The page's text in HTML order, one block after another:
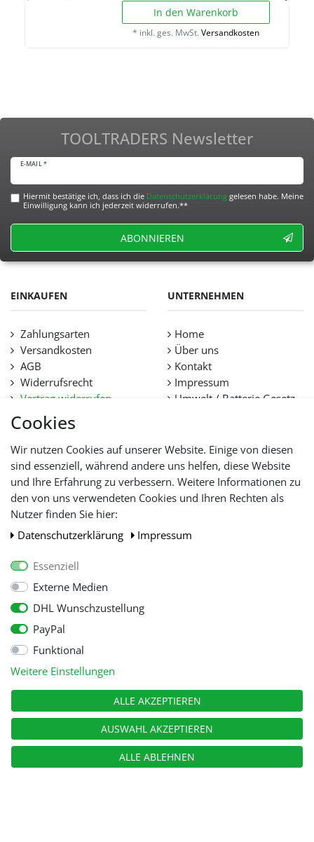
Cookies
Wir nutzen Cookies auf unserer Website. Einige von diesen
sind essenziell, während andere uns helfen, diese Website
und Ihre Erfahrung zu verbessern. Weitere Informationen zu
den von uns verwendeten Cookies und Ihren Rechten als
Nutzer finden Sie hier:
Daten­schutz­erklärung
Impressum
Essenziell
Externe Medien
DHL Wunschzustellung
PayPal
Funktional
Weitere Einstellungen
ALLE AKZEPTIEREN
AUSWAHL AKZEPTIEREN
ALLE ABLEHNEN
In den Warenkorb
* inkl. ges. MwSt. Versandkosten
TOOLTRADERS Newsletter
E-MAIL *
Hiermit bestätige ich, dass ich die Daten­schutz­erklärunggelesen habe. Meine
Einwilligung kann ich jederzeit widerrufen.**
ABONNIEREN
EINKAUFEN
Zahlungsarten
Versandkosten
AGB
Widerrufsrecht
Vertrag widerrufen
Datenschutz
Hilfe
Lieferfristen und
Lieferbeschränkung
UNTERNEHMEN
Home
Über uns
Kontakt
Impressum
Umwelt / Batterie Gesetz
WIR AKZEPTIEREN
© Copyright 2026 Tooltraders GmbH. Alle Rechte vorbehalten